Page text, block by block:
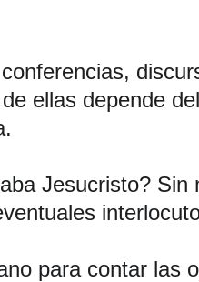
ellas depende
Jesucristo?
para contar las